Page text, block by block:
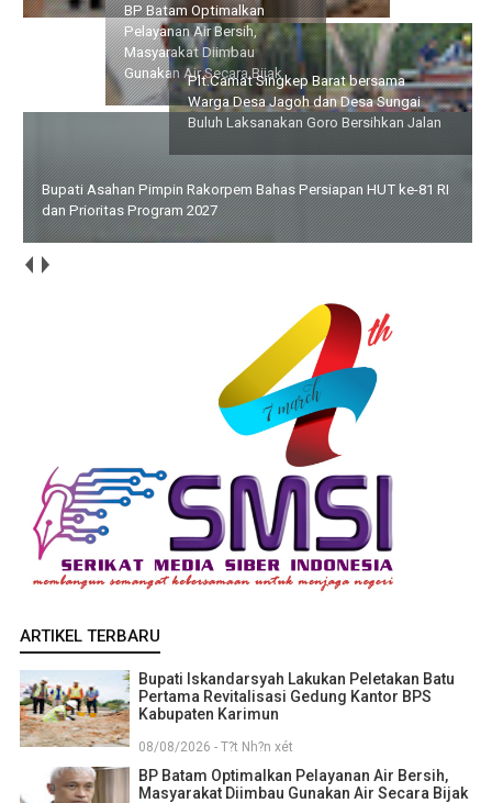
BP Batam Optimalkan
Pelayanan Air Bersih,
Masyarakat Diimbau
Gunakan Air Secara Bijak
bersama Warga Desa
Jagoh dan Desa Sungai
Buluh Laksanakan Goro
Bersihkan Jalan
Bupati Asahan Pimpin Rakorpem Bahas Persiapan HUT ke-81 RI
dan Prioritas Program 2027
ARTIKEL TERBARU
Bupati Iskandarsyah Lakukan Peletakan Batu
Pertama Revitalisasi Gedung Kantor BPS
Kabupaten Karimun
08/08/2026 - T?t Nh?n xét
BP Batam Optimalkan Pelayanan Air Bersih,
Masyarakat Diimbau Gunakan Air Secara Bijak